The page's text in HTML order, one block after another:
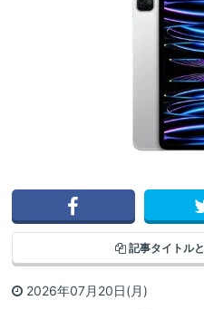
記事タイトルと
2026年07月20日(月)